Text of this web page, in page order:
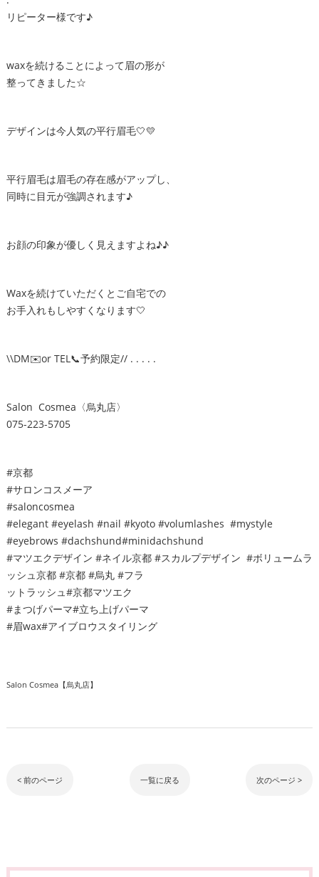
リピーター様です♪
waxを続けることによって眉の形が
整ってきました☆
デザインは今人気の平行眉毛🤍💛
平行眉毛は眉毛の存在感がアップし、
同時に目元が強調されます♪
お顔の印象が優しく見えますよね♪♪
Waxを続けていただくとご自宅での
お手入れもしやすくなります🤍
\\DM✉️or TEL📞予約限定// . . . . .
Salon Cosmea〈烏丸店〉
075-223-5705
#京都
#サロンコスメーア
#saloncosmea
#elegant #eyelash #nail #kyoto #volumlashes #mystyle
#eyebrows #dachshund#minidachshund
#マツエクデザイン #ネイル京都 #スカルプデザイン #ボリュームラ
ッシュ京都 #京都 #烏丸 #フラ
ットラッシュ#京都マツエク
#まつげパーマ#立ち上げパーマ
#眉wax#アイブロウスタイリング
Salon Cosmea【烏丸店】
< 前のページ 一覧に戻る 次のページ >